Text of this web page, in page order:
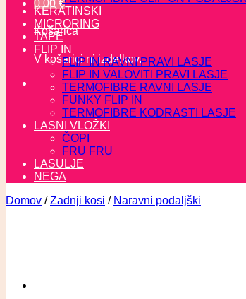
0,00 €
Košarica
V košarici ni izdelkov.
KERATINSKI
MICRORING
TAPE
FLIP IN
FLIP IN RAVNI PRAVI LASJE
FLIP IN VALOVITI PRAVI LASJE
TERMOFIBRE RAVNI LASJE
FUNKY FLIP IN
TERMOFIBRE KODRASTI LASJE
LASNI VLOŽKI
ČOPI
FRU FRU
LASULJE
NEGA
Domov / Zadnji kosi / Naravni podaljški